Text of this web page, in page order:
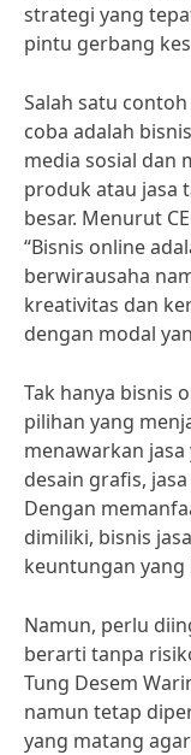
strategi yang
pintu gerbang
Salah satu
coba adalah
media sosial dan
produk atau jasa
besar. Menurut
“Bisnis online
berwirausaha
kreativitas dan
dengan modal
Tak hanya bisnis
pilihan yang
menawarkan
desain grafis,
Dengan
dimiliki, bisnis
keuntungan yang
Namun, perlu
berarti tanpa
Tung Desem
namun tetap
yang matang